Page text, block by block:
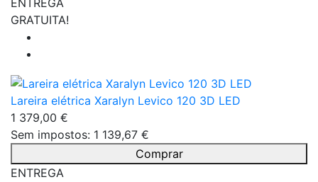
ENTREGA
GRATUITA!
Lareira elétrica Xaralyn Levico 120 3D LED
1 379,00 €
Sem impostos: 1 139,67 €
Comprar
ENTREGA